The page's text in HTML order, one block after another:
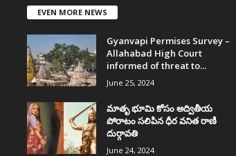
EVEN MORE NEWS
Gyanvapi Permises Survey –
Allahabad High Court
informed of threat to...
June 25, 2024
మాతృ భూమి కోసం అద్వితీయ
పోరాటం సలిపిన ధీర వనిత రాణి
దుర్గావతి
June 24, 2024